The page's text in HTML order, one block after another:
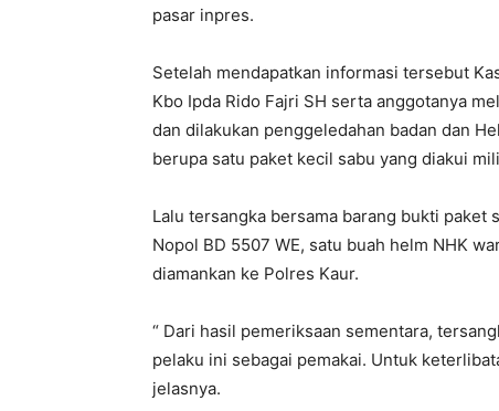
pasar inpres.
Setelah mendapatkan informasi tersebut
Kbo Ipda Rido Fajri SH serta anggotanya
dan dilakukan penggeledahan badan dan
berupa satu paket kecil sabu yang diakui
Lalu tersangka bersama barang bukti paket
Nopol BD 5507 WE, satu buah helm NHK
diamankan ke Polres Kaur.
“ Dari hasil pemeriksaan sementara,
pelaku ini sebagai pemakai. Untuk
jelasnya.